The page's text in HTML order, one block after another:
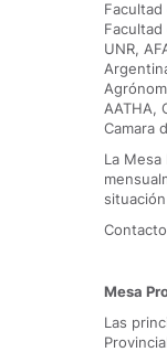
Facultad
UNR,
AATHA,
Camara
La Mesa
Mesa
Las